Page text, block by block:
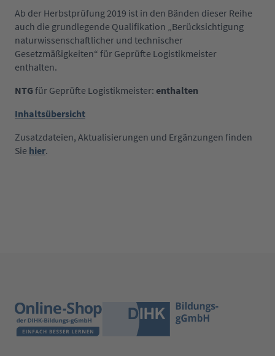
Ab der Herbstprüfung 2019 ist in den Bänden dieser Reihe
auch die grundlegende Qualifikation „Berücksichtigung
naturwissenschaftlicher und technischer
Gesetzmäßigkeiten“ für Geprüfte Logistikmeister
enthalten.
NTG für Geprüfte Logistikmeister: enthalten
Inhaltsübersicht
Zusatzdateien, Aktualisierungen und Ergänzungen finden
Sie hier.